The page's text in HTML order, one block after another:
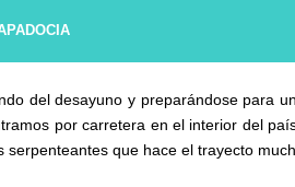
del desayuno y preparándose para
por carretera en el interior del
que hace el trayecto